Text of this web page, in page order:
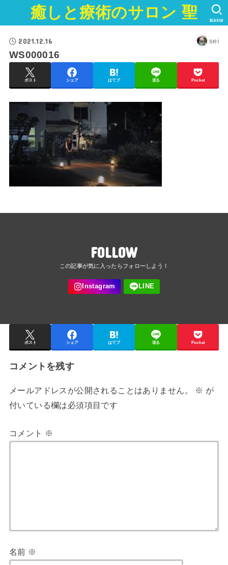
癒しと療術のサロン 聖 SEARCH
2021.12.16 sei
WS000016
ポスト シェア はてブ 送る Pocket
FOLLOW
ポスト シェア はてブ 送る Pocket
コメントを残す
メールアドレスが公開されることはありません。 ※ が
付いている欄は必須項目です
コメント ※
名前 ※